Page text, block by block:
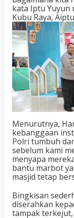
kata Iptu Yuyun
Kubu Raya,
Menurutnya,
kebanggaan
Polri tumbuh
sebelum kami
menyapa
bantu marbot
masjid tetap
Bingkisan
diserahkan
tampak terkejut,